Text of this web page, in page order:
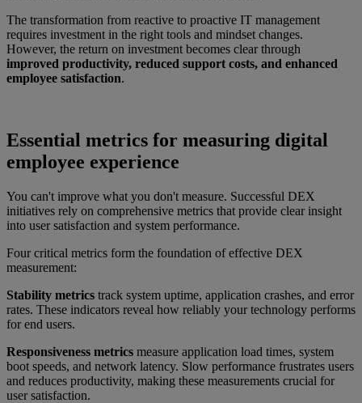
The transformation from reactive to proactive IT management
requires investment in the right tools and mindset changes.
However, the return on investment becomes clear through
improved productivity, reduced support costs, and enhanced
employee satisfaction.
Essential metrics for measuring digital
employee experience
You can't improve what you don't measure. Successful DEX
initiatives rely on comprehensive metrics that provide clear insight
into user satisfaction and system performance.
Four critical metrics form the foundation of effective DEX
measurement:
Stability metrics track system uptime, application crashes, and error
rates. These indicators reveal how reliably your technology performs
for end users.
Responsiveness metrics measure application load times, system
boot speeds, and network latency. Slow performance frustrates users
and reduces productivity, making these measurements crucial for
user satisfaction.